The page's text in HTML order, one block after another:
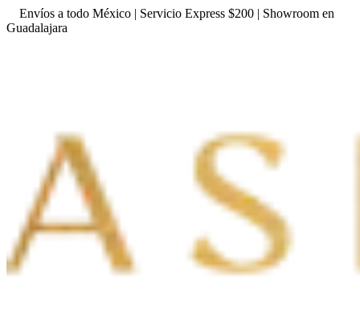
Envíos a todo México | Servicio Express $200 | Showroom en
Guadalajara